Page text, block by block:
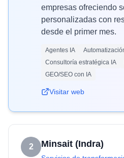
empresas ofreciendo
personalizadas con
desde el primer mes.
Agentes IA
Consultoría estratégica IA
GEO/SEO con IA
Visitar web
2 Minsait (Indra)